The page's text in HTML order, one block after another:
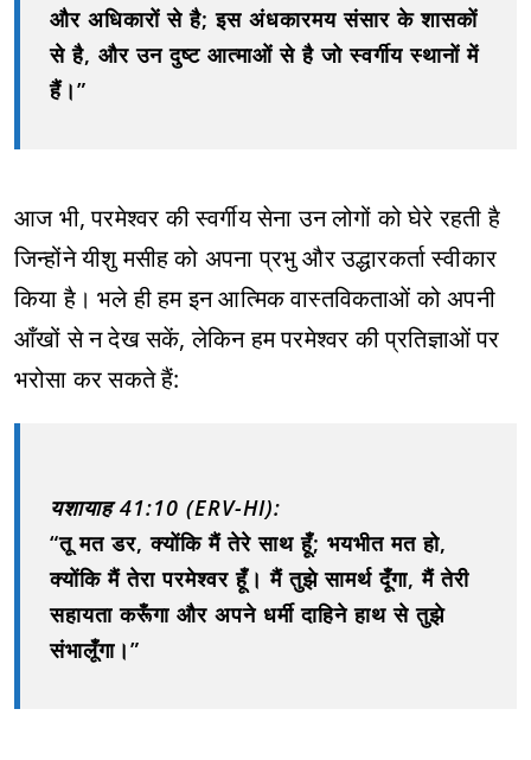
और अधिकारों से है; इस अंधकारमय संसार के शासकों
से है, और उन दुष्ट आत्माओं से है जो स्वर्गीय स्थानों में
हैं।”
आज भी, परमेश्‍वर की स्वर्गीय सेना उन लोगों को घेरे रहती है
जिन्होंने यीशु मसीह को अपना प्रभु और उद्धारकर्ता स्वीकार
किया है। भले ही हम इन आत्मिक वास्तविकताओं को अपनी
आँखों से न देख सकें, लेकिन हम परमेश्‍वर की प्रतिज्ञाओं पर
भरोसा कर सकते हैं:
यशायाह 41:10 (ERV-HI):
“तू मत डर, क्योंकि मैं तेरे साथ हूँ; भयभीत मत हो,
क्योंकि मैं तेरा परमेश्‍वर हूँ। मैं तुझे सामर्थ दूँगा, मैं तेरी
सहायता करूँगा और अपने धर्मी दाहिने हाथ से तुझे
संभालूँगा।”